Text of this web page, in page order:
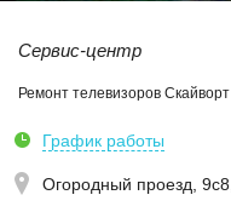
Сервис-центр
Ремонт телевизоров Скайворт
График работы
Огородный проезд, 9с8